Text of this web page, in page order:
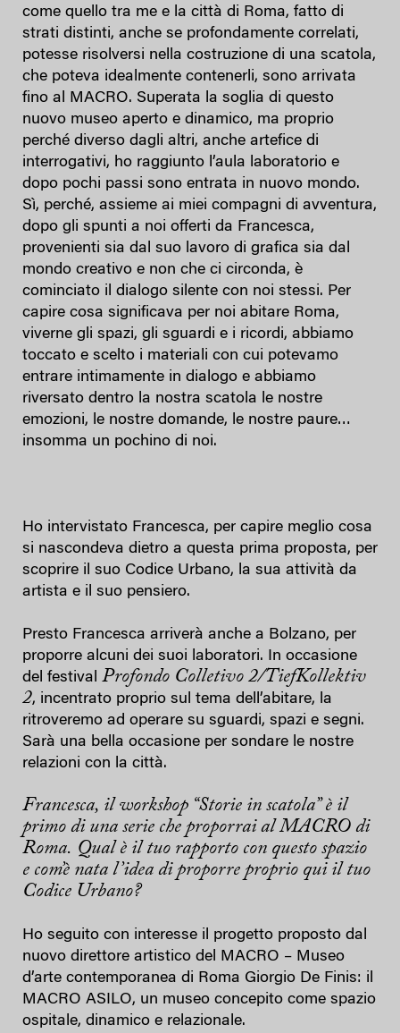
come quello tra me e la città di Roma, fatto di
strati distinti, anche se profondamente correlati,
potesse risolversi nella costruzione di una scatola,
che poteva idealmente contenerli, sono arrivata
fino al MACRO. Superata la soglia di questo
nuovo museo aperto e dinamico, ma proprio
perché diverso dagli altri, anche artefice di
interrogativi, ho raggiunto l’aula laboratorio e
dopo pochi passi sono entrata in nuovo mondo.
Sì, perché, assieme ai miei compagni di avventura,
dopo gli spunti a noi offerti da Francesca,
provenienti sia dal suo lavoro di grafica sia dal
mondo creativo e non che ci circonda, è
cominciato il dialogo silente con noi stessi. Per
capire cosa significava per noi abitare Roma,
viverne gli spazi, gli sguardi e i ricordi, abbiamo
toccato e scelto i materiali con cui potevamo
entrare intimamente in dialogo e abbiamo
riversato dentro la nostra scatola le nostre
emozioni, le nostre domande, le nostre paure…
insomma un pochino di noi.
Ho intervistato Francesca, per capire meglio cosa
si nascondeva dietro a questa prima proposta, per
scoprire il suo Codice Urbano, la sua attività da
artista e il suo pensiero.
Presto Francesca arriverà anche a Bolzano, per
proporre alcuni dei suoi laboratori. In occasione
del festival Profondo Colletivo 2/TiefKollektiv
2, incentrato proprio sul tema dell’abitare, la
ritroveremo ad operare su sguardi, spazi e segni.
Sarà una bella occasione per sondare le nostre
relazioni con la città.
Francesca, il workshop “Storie in scatola” è il
primo di una serie che proporrai al MACRO di
Roma. Qual è il tuo rapporto con questo spazio
e com’è nata l’idea di proporre proprio qui il tuo
Codice Urbano?
Ho seguito con interesse il progetto proposto dal
nuovo direttore artistico del MACRO – Museo
d’arte contemporanea di Roma Giorgio De Finis: il
MACRO ASILO, un museo concepito come spazio
ospitale, dinamico e relazionale.